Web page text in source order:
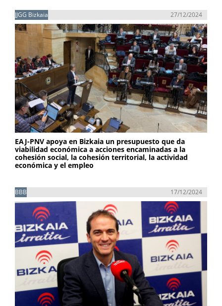
JJGG Bizkaia 27/12/2024
EAJ-PNV apoya en Bizkaia un presupuesto que da
viabilidad económica a acciones encaminadas a la
cohesión social, la cohesión territorial, la actividad
económica y el empleo
BBB 17/12/2024